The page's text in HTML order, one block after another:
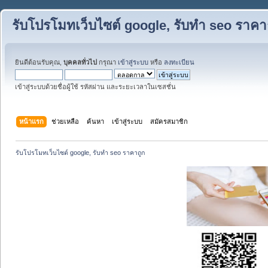
รับโปรโมทเว็บไซต์ google, รับทำ seo ราค
ยินดีต้อนรับคุณ, บุคคลทั่วไป กรุณา เข้าสู่ระบบ หรือ ลงทะเบียน
เข้าสู่ระบบด้วยชื่อผู้ใช้ รหัสผ่าน และระยะเวลาในเซสชั่น
หน้าแรก ช่วยเหลือ ค้นหา เข้าสู่ระบบ สมัครสมาชิก
รับโปรโมทเว็บไซต์ google, รับทำ seo ราคาถูก